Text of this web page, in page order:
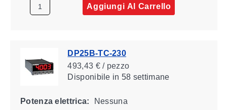
Aggiungi Al Carrello
DP25B-TC-230
493,43 € / pezzo
Disponibile in 58 settimane
Potenza elettrica: Nessuna